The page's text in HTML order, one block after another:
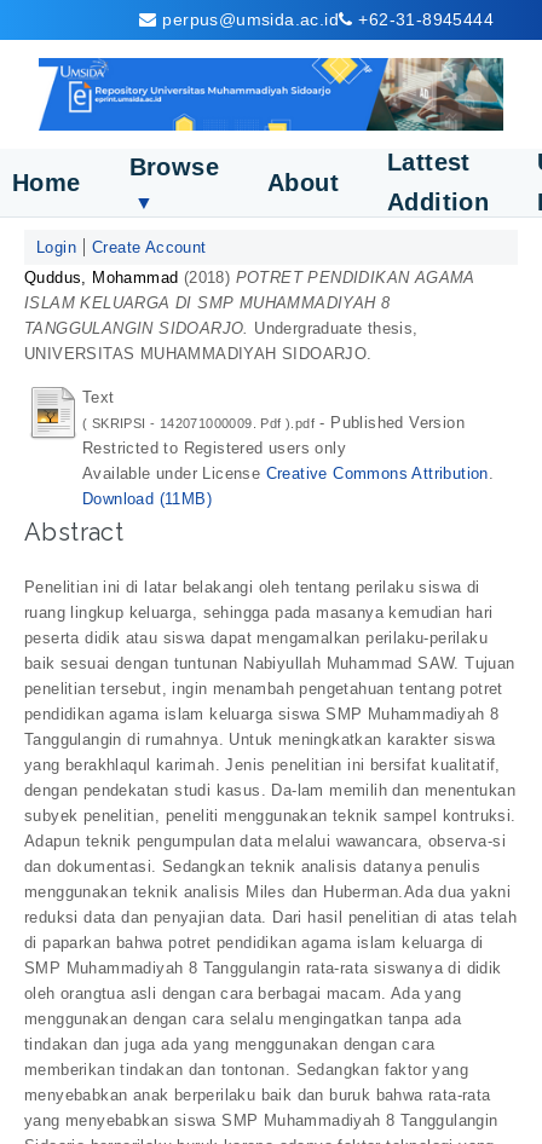
perpus@umsida.ac.id +62-31-8945444
Home
Browse
▼
About
Lattest
Addition
Login
Create Account
Quddus, Mohammad (2018) POTRET PENDIDIKAN AGAMA
ISLAM KELUARGA DI SMP MUHAMMADIYAH 8
TANGGULANGIN SIDOARJO. Undergraduate thesis,
UNIVERSITAS MUHAMMADIYAH SIDOARJO.
Text
( SKRIPSI - 142071000009. Pdf ).pdf - Published Version
Restricted to Registered users only
Available under License Creative Commons Attribution.
Download (11MB)
Abstract
Penelitian ini di latar belakangi oleh tentang perilaku siswa di
ruang lingkup keluarga, sehingga pada masanya kemudian hari
peserta didik atau siswa dapat mengamalkan perilaku-perilaku
baik sesuai dengan tuntunan Nabiyullah Muhammad SAW. Tujuan
penelitian tersebut, ingin menambah pengetahuan tentang potret
pendidikan agama islam keluarga siswa SMP Muhammadiyah 8
Tanggulangin di rumahnya. Untuk meningkatkan karakter siswa
yang berakhlaqul karimah. Jenis penelitian ini bersifat kualitatif,
dengan pendekatan studi kasus. Da-lam memilih dan menentukan
subyek penelitian, peneliti menggunakan teknik sampel kontruksi.
Adapun teknik pengumpulan data melalui wawancara, observa-si
dan dokumentasi. Sedangkan teknik analisis datanya penulis
menggunakan teknik analisis Miles dan Huberman.Ada dua yakni
reduksi data dan penyajian data. Dari hasil penelitian di atas telah
di paparkan bahwa potret pendidikan agama islam keluarga di
SMP Muhammadiyah 8 Tanggulangin rata-rata siswanya di didik
oleh orangtua asli dengan cara berbagai macam. Ada yang
menggunakan dengan cara selalu mengingatkan tanpa ada
tindakan dan juga ada yang menggunakan dengan cara
memberikan tindakan dan tontonan. Sedangkan faktor yang
menyebabkan anak berperilaku baik dan buruk bahwa rata-rata
yang menyebabkan siswa SMP Muhammadiyah 8 Tanggulangin